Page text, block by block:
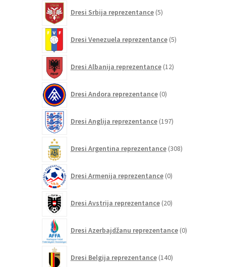
Dresi Srbija reprezentance 5izdelkov
Dresi Venezuela reprezentance 5izdelkov
Dresi Albanija reprezentance 12izdelkov
Dresi Andora reprezentance 0izdelkov
Dresi Anglija reprezentance 197izdelkov
Dresi Argentina reprezentance 308izdelkov
Dresi Armenija reprezentance 0izdelkov
Dresi Avstrija reprezentance 20izdelkov
Dresi Azerbajdžanu reprezentance 0izdelkov
Dresi Belgija reprezentance 140izdelkov